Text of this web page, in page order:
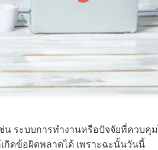
น ระบบการทำงานหรือปัจจัยที่ควบคุ
กิดข้อผิดพลาดได้ เพราะฉะนั้นวันนี้